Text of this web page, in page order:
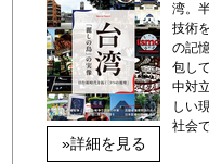
»詳細を見る
湾。
技術
の記
包し
中対
しい
社会